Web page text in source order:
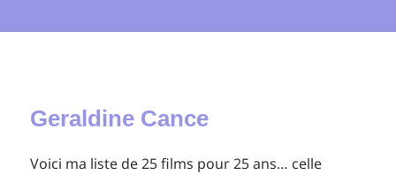
Geraldine Cance
Voici ma liste de 25 films pour 25 ans… celle